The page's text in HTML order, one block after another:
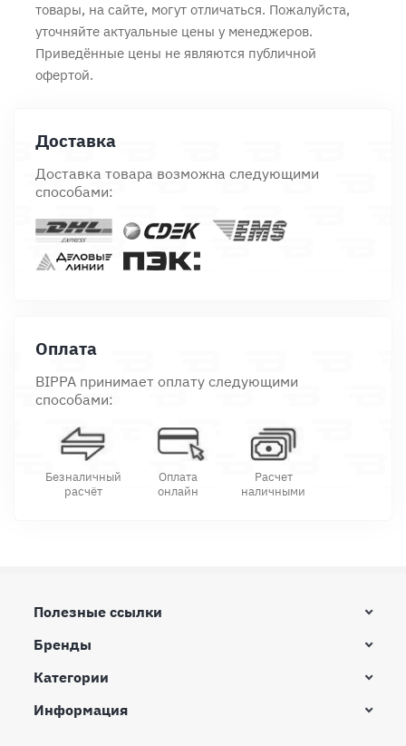
товары, на сайте, могут отличаться. Пожалуйста,
уточняйте актуальные цены у менеджеров.
Приведённые цены не являются публичной
офертой.
Доставка
Доставка товара возможна следующими
способами:
Оплата
BIPPA принимает оплату следующими
способами:
Безналичный
расчёт
Оплата
онлайн
Расчет
наличными
Полезные ссылки
Бренды
Категории
Информация